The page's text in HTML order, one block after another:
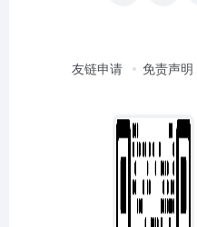
友链申请 免责声明